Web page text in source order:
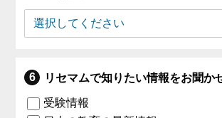
リセマムで知りたい情報をお聞か
受験情報